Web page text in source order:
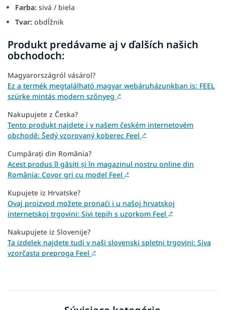
Farba: sivá / biela
Tvar: obdĺžnik
Produkt predávame aj v ďalších našich
obchodoch:
Magyarországról vásárol?
Ez a termék megtalálható magyar webáruházunkban is: FEEL
szürke mintás modern szőnyeg ↗
Nakupujete z Česka?
Tento produkt najdete i v našem českém internetovém
obchodě: Šedý vzorovaný koberec Feel ↗
Cumpărați din România?
Acest produs îl găsiți și în magazinul nostru online din
România: Covor gri cu model Feel ↗
Kupujete iz Hrvatske?
Ovaj proizvod možete pronaći i u našoj hrvatskoj
internetskoj trgovini: Sivi tepih s uzorkom Feel ↗
Nakupujete iz Slovenije?
Ta izdelek najdete tudi v naši slovenski spletni trgovini: Siva
vzorčasta preproga Feel ↗